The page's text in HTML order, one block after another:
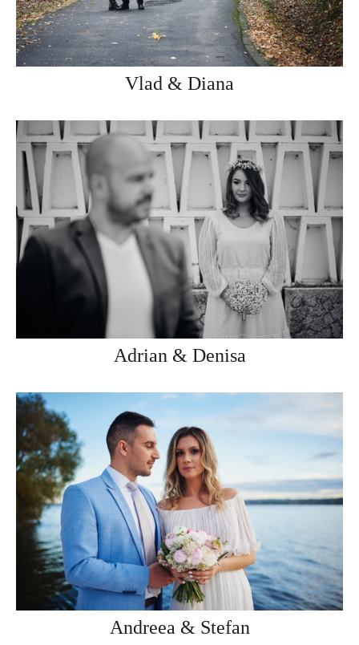
Vlad & Diana
Adrian & Denisa
Andreea & Stefan